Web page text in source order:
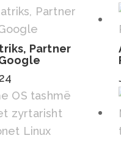
Partner